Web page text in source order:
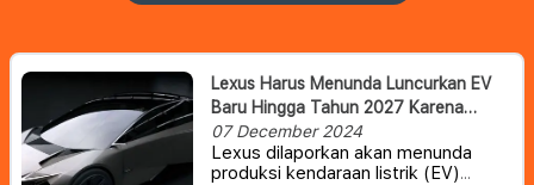
Lexus Harus Menunda Luncurkan EV
Baru Hingga Tahun 2027 Karena
Toyota Masih Perlu Waktu
07 December 2024
Lexus dilaporkan akan menunda
produksi kendaraan listrik (EV)